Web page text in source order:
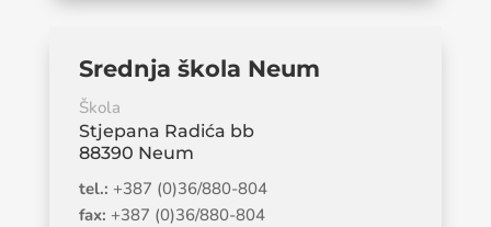
Srednja škola Neum
Škola
Stjepana Radića bb
88390 Neum
tel.: +387 (0)36/880-804
fax: +387 (0)36/880-804